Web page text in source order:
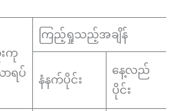
ကု
ရပ်
ကြည့်ရှုသည့်အချိန်
နံနက်ပိုင်း
နေ့လည်
ပိုင်း